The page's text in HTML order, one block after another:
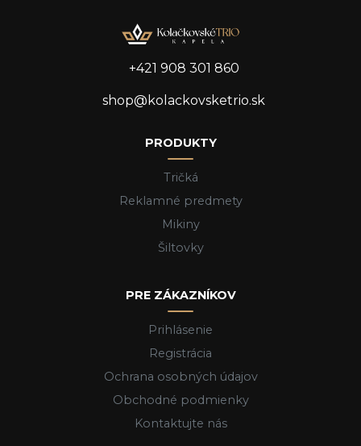
+421 908 301 860
shop@kolackovsketrio.sk
PRODUKTY
Tričká
Reklamné predmety
Mikiny
Šiltovky
PRE ZÁKAZNÍKOV
Prihlásenie
Registrácia
Ochrana osobných údajov
Obchodné podmienky
Kontaktujte nás